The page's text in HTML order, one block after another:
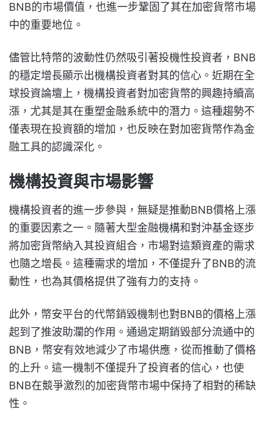
BNB的市場價值，也進一步鞏固了其在加密貨幣市場
中的重要地位。
儘管比特幣的波動性仍然吸引著投機性投資者，BNB
的穩定增長顯示出機構投資者對其的信心。近期在全
球投資論壇上，機構投資者對加密貨幣的興趣持續高
漲，尤其是其在重塑金融系統中的潛力。這種趨勢不
僅表現在投資額的增加，也反映在對加密貨幣作為金
融工具的認識深化。
機構投資與市場影響
機構投資者的進一步參與，無疑是推動BNB價格上漲
的重要因素之一。隨著大型金融機構和對沖基金逐步
將加密貨幣納入其投資組合，市場對這類資產的需求
也隨之增長。這種需求的增加，不僅提升了BNB的流
動性，也為其價格提供了強有力的支持。
此外，幣安平台的代幣銷毀機制也對BNB的價格上漲
起到了推波助瀾的作用。通過定期銷毀部分流通中的
BNB，幣安有效地減少了市場供應，從而推動了價格
的上升。這一機制不僅提升了投資者的信心，也使
BNB在競爭激烈的加密貨幣市場中保持了相對的稀缺
性。